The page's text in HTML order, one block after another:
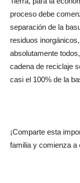
proceso debe
separación de la
residuos
absolutamente
cadena de reciclaje
casi el 100% de la
¡Comparte esta
familia y comienza a